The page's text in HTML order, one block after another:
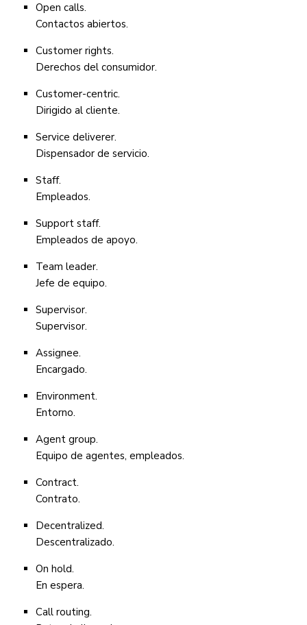
Open calls.
Contactos abiertos.
Customer rights.
Derechos del consumidor.
Customer-centric.
Dirigido al cliente.
Service deliverer.
Dispensador de servicio.
Staff.
Empleados.
Support staff.
Empleados de apoyo.
Team leader.
Jefe de equipo.
Supervisor.
Supervisor.
Assignee.
Encargado.
Environment.
Entorno.
Agent group.
Equipo de agentes, empleados.
Contract.
Contrato.
Decentralized.
Descentralizado.
On hold.
En espera.
Call routing.